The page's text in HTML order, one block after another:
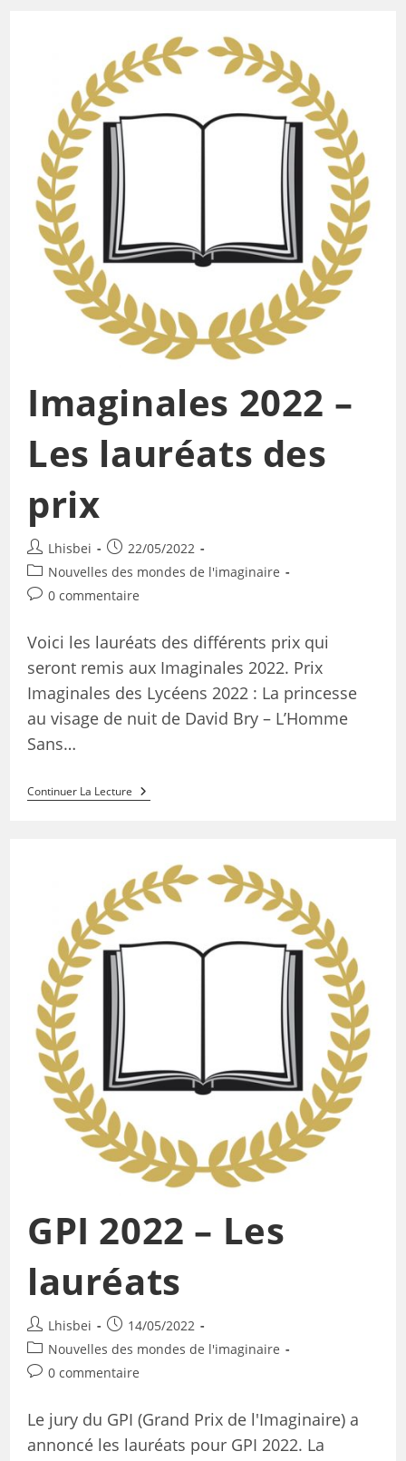
Imaginales 2022 –
Les lauréats des
prix
Lhisbei
22/05/2022
Nouvelles des mondes de l'imaginaire
0 commentaire
Voici les lauréats des différents prix qui
seront remis aux Imaginales 2022. Prix
Imaginales des Lycéens 2022 : La princesse
au visage de nuit de David Bry – L’Homme
Sans…
Continuer La Lecture
GPI 2022 – Les
lauréats
Lhisbei
14/05/2022
Nouvelles des mondes de l'imaginaire
0 commentaire
Le jury du GPI (Grand Prix de l'Imaginaire) a
annoncé les lauréats pour GPI 2022. La